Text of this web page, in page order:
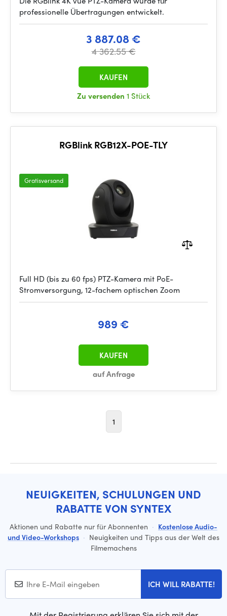
professionelle Übertragungen entwickelt.
3 887.08 €
4 362.55 €
Zu versenden 1 Stück
KAUFEN
RGBlink RGB12X-POE-TLY
Gratisversand
Full HD (bis zu 60 fps) PTZ-Kamera mit PoE-
Stromversorgung, 12-fachem optischen Zoom
989 €
auf Anfrage
KAUFEN
1
NEUIGKEITEN, SCHULUNGEN UND
RABATTE VON SYNTEX
Aktionen und Rabatte nur für Abonnenten · Kostenlose Audio-
und Video-Workshops · Neuigkeiten und Tipps aus der Welt des
Filmemachens
ICH WILL RABATTE!